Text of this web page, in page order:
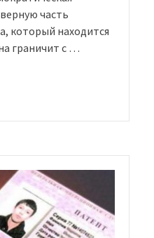
часть
который находится
граничит с …